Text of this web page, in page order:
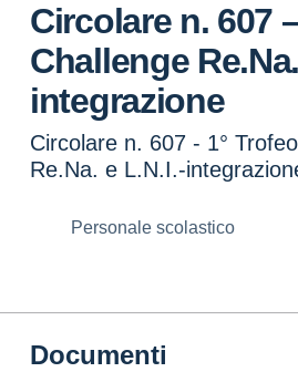
Circolare n. 607
Challenge
integrazione
Circolare n. 607 - 1°
Re.Na. e L.N.I.-
Personale scolastico
Documenti